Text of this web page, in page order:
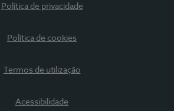
Política de privacidade
Política de cookies
Termos de utilização
Acessibilidade